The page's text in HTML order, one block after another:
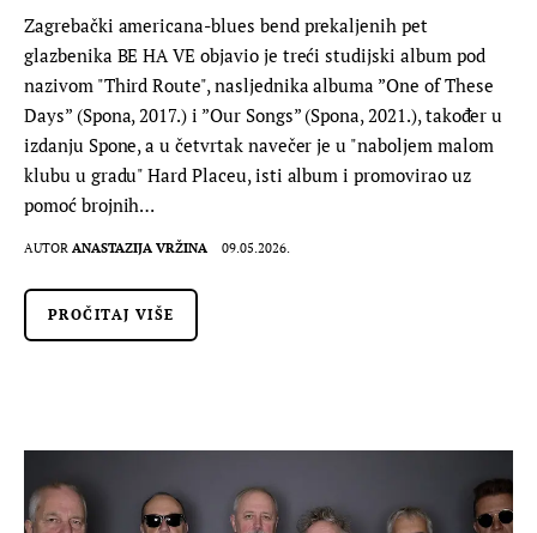
Zagrebački americana-blues bend prekaljenih pet
glazbenika BE HA VE objavio je treći studijski album pod
nazivom "Third Route", nasljednika albuma ”One of These
Days” (Spona, 2017.) i ”Our Songs” (Spona, 2021.), također u
izdanju Spone, a u četvrtak navečer je u "naboljem malom
klubu u gradu" Hard Placeu, isti album i promovirao uz
pomoć brojnih…
AUTOR ANASTAZIJA VRŽINA 09.05.2026.
PROČITAJ VIŠE